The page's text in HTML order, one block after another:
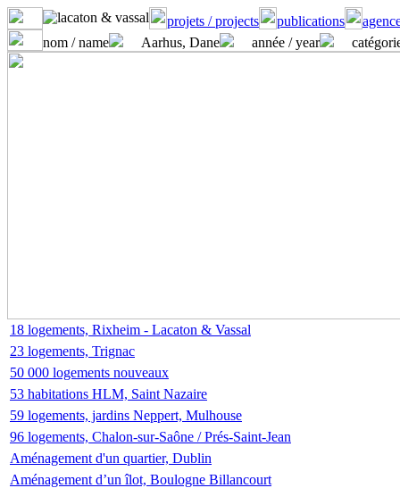
projets / projects publications
nom / name
Aarhus, Dane année / year
18 logements, Rixheim - Lacaton & Vassal
23 logements, Trignac
50 000 logements nouveaux
53 habitations HLM, Saint Nazaire
59 logements, jardins Neppert, Mulhouse
96 logements, Chalon-sur-Saône / Prés-Saint-Jean
Aménagement d'un quartier, Dublin
Aménagement d’un îlot, Boulogne Billancourt